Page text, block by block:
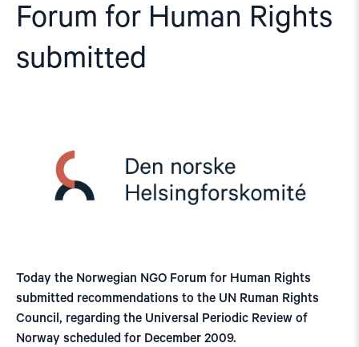
Forum for Human Rights
submitted
Today the Norwegian NGO Forum for Human Rights
submitted recommendations to the UN Ruman Rights
Council, regarding the Universal Periodic Review of
Norway scheduled for December 2009.